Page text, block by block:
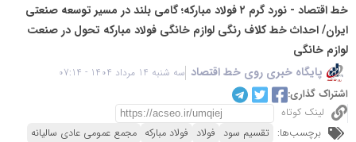
خط اقتصاد - نورد گرم ۲ فولاد مبارکه؛ گامی بلند در مسیر توسعه صنعتی
ایران/ احداث خط کلاف رنگی لوازم خانگی فولاد مبارکه تحول در صنعت
لوازم خانگی
پایگاه خبری روی خط اقتصاد سه شنبه 14 مرداد 1404 - 07:14
اشتراک گذاری:
لینک کوتاه
برچسب‌ها: تقسیم سود فولاد فولاد مبارکه مجمع عمومی عادی سالیانه